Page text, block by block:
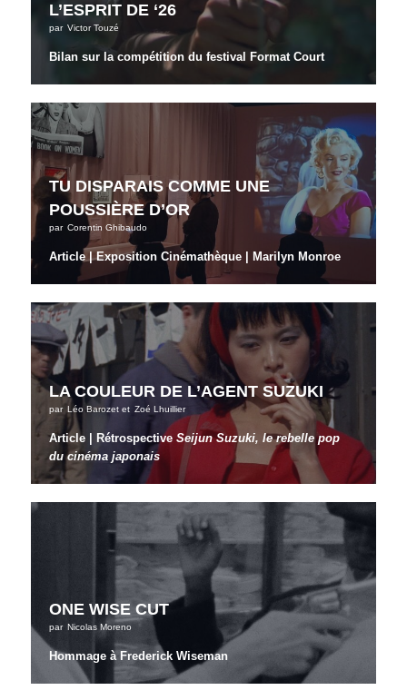
L’ESPRIT DE ‘26
par Victor Touzé
Bilan sur la compétition du festival Format Court
TU DISPARAIS COMME UNE
POUSSIÈRE D’OR
par Corentin Ghibaudo
Article | Exposition Cinémathèque | Marilyn Monroe
LA COULEUR DE L’AGENT SUZUKI
par Léo Barozet et Zoé Lhuillier
Article | RétrospectiveSeijun Suzuki, le rebelle pop
du cinéma japonais
ONE WISE CUT
par Nicolas Moreno
Hommage à Frederick Wiseman